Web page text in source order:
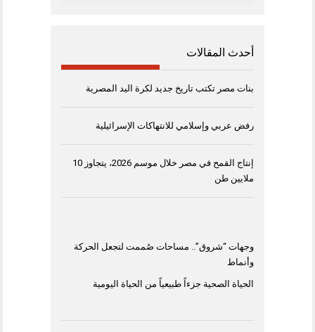
أحدث المقالات
بنات مصر تكتب تاريخ جديد لكرة اليد المصرية
رفض عربي وإسلامي للانتهاكات الإسرائيلية
إنتاج القمح في مصر خلال موسم 2026، يتجاوز 10
ملايين طن
وجهات “شروق”.. مساحات صُممت لتجعل الحركة
وأنماط
الحياة الصحية جزءاً طبيعياً من الحياة اليومية